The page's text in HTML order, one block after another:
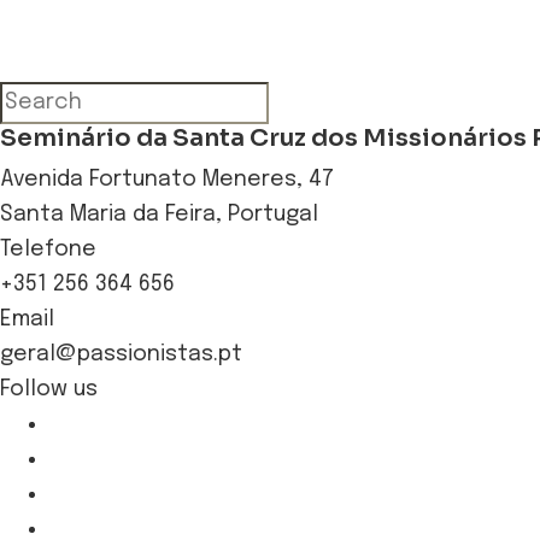
Seminário da Santa Cruz dos Missionários
Avenida Fortunato Meneres, 47
Santa Maria da Feira, Portugal
Telefone
+351 256 364 656
Email
geral@passionistas.pt
Follow us